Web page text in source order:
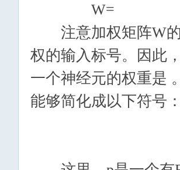
W=
注意加权矩阵W的
权的输入标号。因此
一个神经元的权重是
能够简化成以下符号